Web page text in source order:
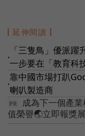
延伸閱讀
●
「三隻鳥」優派
一步要在「教育科
●
靠中國市場打趴
喇叭製造商
成為下一個產
值榮譽🌏立即報獎